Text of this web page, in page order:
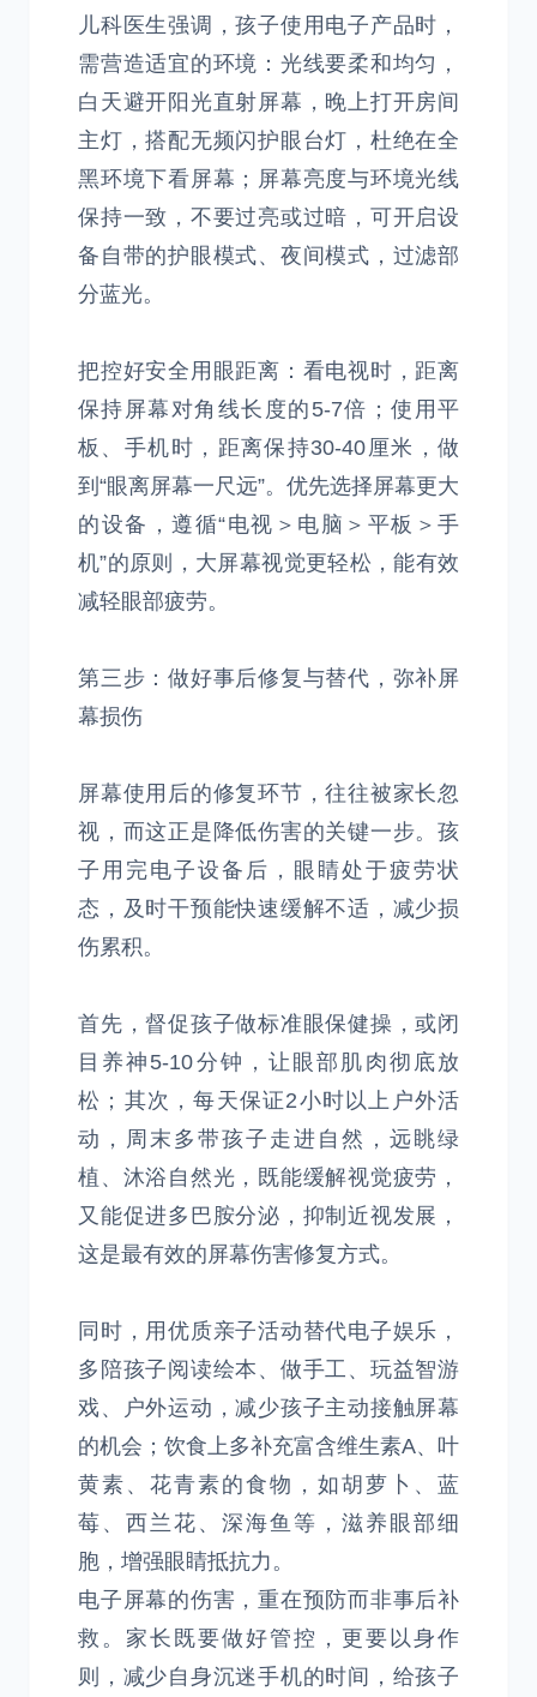
儿科医生强调，孩子使用电子产品时，
需营造适宜的环境：光线要柔和均匀，
白天避开阳光直射屏幕，晚上打开房间
主灯，搭配无频闪护眼台灯，杜绝在全
黑环境下看屏幕；屏幕亮度与环境光线
保持一致，不要过亮或过暗，可开启设
备自带的护眼模式、夜间模式，过滤部
分蓝光。
把控好安全用眼距离：看电视时，距离
保持屏幕对角线长度的5-7倍；使用平
板、手机时，距离保持30-40厘米，做
到“眼离屏幕一尺远”。优先选择屏幕更大
的设备，遵循“电视＞电脑＞平板＞手
机”的原则，大屏幕视觉更轻松，能有效
减轻眼部疲劳。
第三步：做好事后修复与替代，弥补屏
幕损伤
屏幕使用后的修复环节，往往被家长忽
视，而这正是降低伤害的关键一步。孩
子用完电子设备后，眼睛处于疲劳状
态，及时干预能快速缓解不适，减少损
伤累积。
首先，督促孩子做标准眼保健操，或闭
目养神5-10分钟，让眼部肌肉彻底放
松；其次，每天保证2小时以上户外活
动，周末多带孩子走进自然，远眺绿
植、沐浴自然光，既能缓解视觉疲劳，
又能促进多巴胺分泌，抑制近视发展，
这是最有效的屏幕伤害修复方式。
同时，用优质亲子活动替代电子娱乐，
多陪孩子阅读绘本、做手工、玩益智游
戏、户外运动，减少孩子主动接触屏幕
的机会；饮食上多补充富含维生素A、叶
黄素、花青素的食物，如胡萝卜、蓝
莓、西兰花、深海鱼等，滋养眼部细
胞，增强眼睛抵抗力。
电子屏幕的伤害，重在预防而非事后补
救。家长既要做好管控，更要以身作
则，减少自身沉迷手机的时间，给孩子